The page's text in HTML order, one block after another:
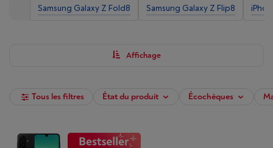
modèle sous Android, chaque smartphone propose des options
uniques : autonomie de batterie (mAh), capacité de mémoire
smartphone chez Vanden Borre.
Samsung Galaxy Z Fold8 Samsung Galaxy Z Flip8
Affichage
Tous les filtres État du produit Écochèques